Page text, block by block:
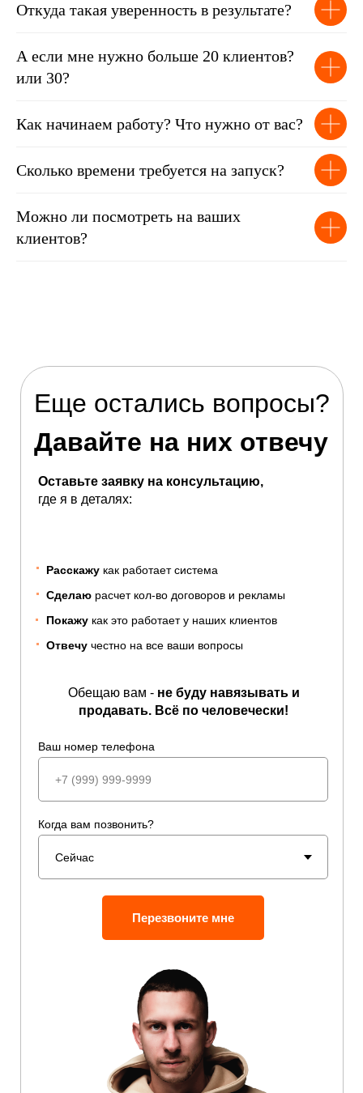
Откуда такая уверенность в результате?
А если мне нужно больше 20 клиентов?
или 30?
Как начинаем работу? Что нужно от вас?
Сколько времени требуется на запуск?
Можно ли посмотреть на ваших
клиентов?
Расскажу как работает система
Сделаю расчет кол-во договоров и рекламы
Покажу как это работает у наших клиентов
Отвечу честно на все ваши вопросы
Оставьте заявку на консультацию,
где я в деталях:
Еще остались вопросы?
Давайте на них отвечу
Обещаю вам - не буду навязывать и
продавать. Всё по человечески!
Ваш номер телефона
Когда вам позвонить?
Перезвоните мне